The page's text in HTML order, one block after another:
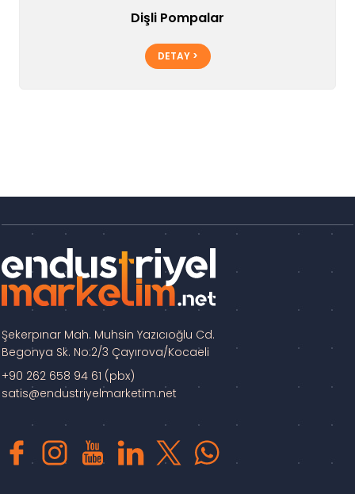
Dişli Pompalar
DETAY >
Şekerpınar Mah. Muhsin Yazıcıoğlu Cd.
Begonya Sk. No:2/3 Çayırova/Kocaeli
+90 262 658 94 61 (pbx)
satis@endustriyelmarketim.net